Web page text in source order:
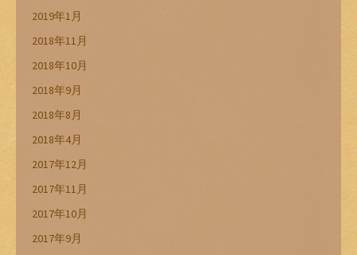
2019年1月
2018年11月
2018年10月
2018年9月
2018年8月
2018年4月
2017年12月
2017年11月
2017年10月
2017年9月